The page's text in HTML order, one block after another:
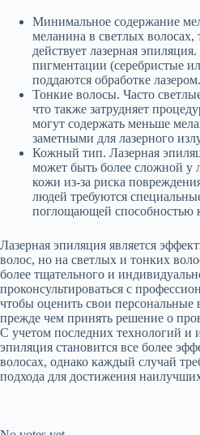
Минимальное содержание
меланина в светлых
действует лазерная
пигментации (серебристые
поддаются обработке лазером.
Тонкие волосы. Часто
что также затрудняет
могут содержать меньше
заметными для лазерного
Кожный тип. Лазерная
может быть более сложной у
кожи из-за риска
людей требуются
поглощающей способностью
Лазерная эпиляция является
волос, но на светлых и тонких
более тщательного и
проконсультироваться с
чтобы оценить свои персональные
прежде чем принять решение о
С учетом последних технологий и
эпиляция становится все более
волосах, однако каждый случай
подхода для достижения наилучших